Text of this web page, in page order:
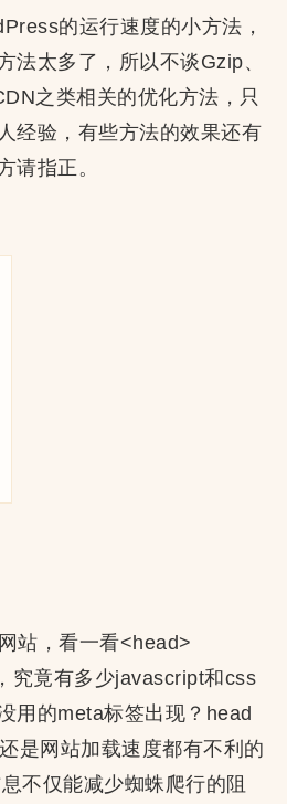
的运行速度的小方法，
法太多了，所以不谈Gzip、
之类相关的优化方法，只
经验，有些方法的效果还有
请指正。
站，看一看<head>
究竟有多少javascript和css
用的meta标签出现？head
是网站加载速度都有不利的
不仅能减少蜘蛛爬行的阻